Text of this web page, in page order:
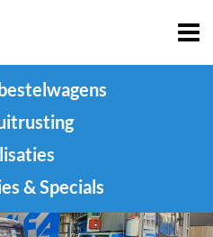
& Specials